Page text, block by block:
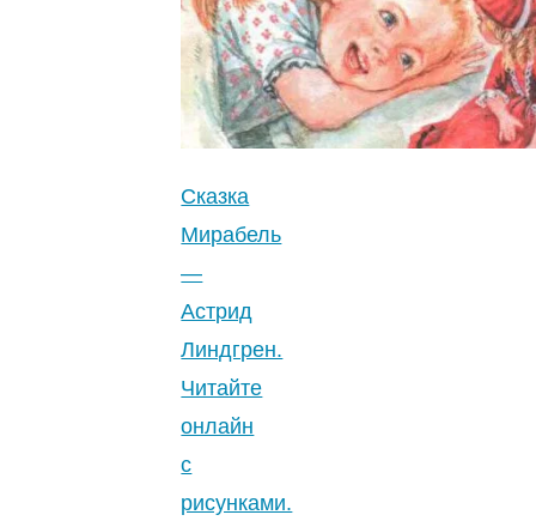
разбойников
лесу
—
Астрид
Линдгрен.
Читайте
5
(2)"
Сказка
Мирабель
—
Астрид
Линдгрен.
Читайте
онлайн
с
рисунками.